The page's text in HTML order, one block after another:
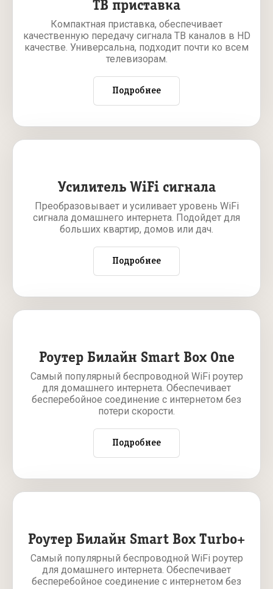
ТВ приставка
Компактная приставка, обеспечивает
качественную передачу сигнала ТВ каналов в HD
качестве. Универсальна, подходит почти ко всем
телевизорам.
Подробнее
Усилитель WiFi сигнала
Преобразовывает и усиливает уровень WiFi
сигнала домашнего интернета. Подойдет для
больших квартир, домов или дач.
Подробнее
Роутер Билайн Smart Box One
Самый популярный беспроводной WiFi роутер
для домашнего интернета. Обеспечивает
бесперебойное соединение с интернетом без
потери скорости.
Подробнее
Роутер Билайн Smart Box Turbo+
Самый популярный беспроводной WiFi роутер
для домашнего интернета. Обеспечивает
бесперебойное соединение с интернетом без